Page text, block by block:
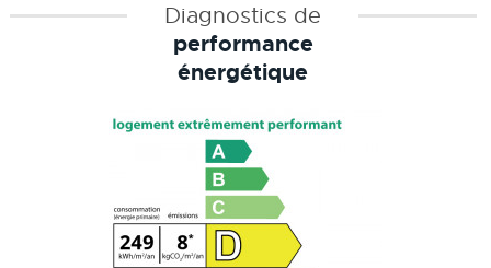
Diagnostics de
performance
énergétique